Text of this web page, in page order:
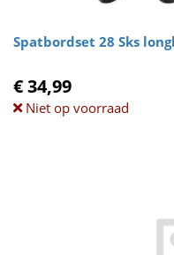
Spatbordset 28 Sks
€ 34,99
Niet op voorraad